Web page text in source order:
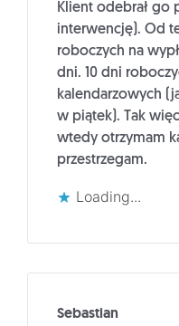
Klient odebrał go
interwencję). Od
roboczych na
dni. 10 dni
kalendarzowych
w piątek). Tak więc
wtedy otrzymam
przestrzegam.
Loading...
Sebastian